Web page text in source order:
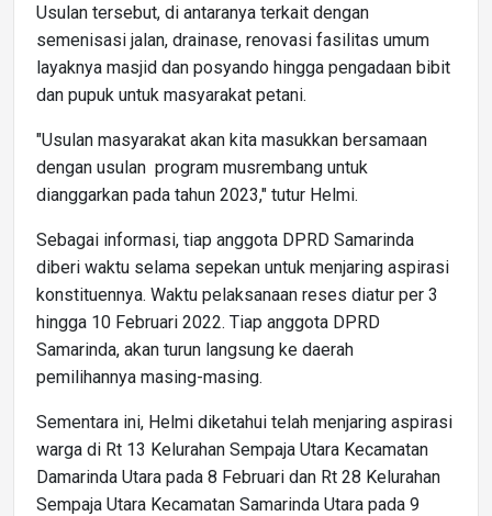
Usulan tersebut, di antaranya terkait dengan
semenisasi jalan, drainase, renovasi fasilitas umum
layaknya masjid dan posyando hingga pengadaan bibit
dan pupuk untuk masyarakat petani.
"Usulan masyarakat akan kita masukkan bersamaan
dengan usulan program musrembang untuk
dianggarkan pada tahun 2023," tutur Helmi.
Sebagai informasi, tiap anggota DPRD Samarinda
diberi waktu selama sepekan untuk menjaring aspirasi
konstituennya. Waktu pelaksanaan reses diatur per 3
hingga 10 Februari 2022. Tiap anggota DPRD
Samarinda, akan turun langsung ke daerah
pemilihannya masing-masing.
Sementara ini, Helmi diketahui telah menjaring aspirasi
warga di Rt 13 Kelurahan Sempaja Utara Kecamatan
Damarinda Utara pada 8 Februari dan Rt 28 Kelurahan
Sempaja Utara Kecamatan Samarinda Utara pada 9